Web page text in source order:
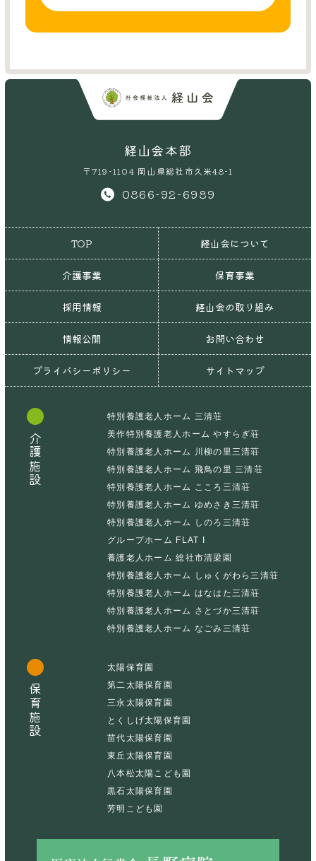
経山会本部
〒719-1104 岡山県総社市久米48-1
0866-92-6989
TOP 経山会について
介護事業 保育事業
採用情報 経山会の取り組み
情報公開 お問い合わせ
プライバシーポリシー サイトマップ
介護施設
特別養護老人ホーム 三清荘
美作特別養護老人ホーム やすらぎ荘
特別養護老人ホーム 川柳の里三清荘
特別養護老人ホーム 飛鳥の里 三清荘
特別養護老人ホーム こころ三清荘
特別養護老人ホーム ゆめさき三清荘
特別養護老人ホーム しのろ三清荘
グループホーム FLAT I
養護老人ホーム 総社市清梁園
特別養護老人ホーム しゅくがわら三清荘
特別養護老人ホーム はなはた三清荘
特別養護老人ホーム さとづか三清荘
特別養護老人ホーム なごみ三清荘
保育施設
太陽保育園
第二太陽保育園
三永太陽保育園
とくしげ太陽保育園
苗代太陽保育園
東丘太陽保育園
八本松太陽こども園
黒石太陽保育園
芳明こども園